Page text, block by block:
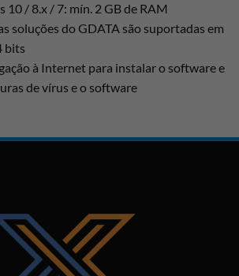
/ 8.x / 7: mín. 2 GB de RAM
soluções do GDATA são suportadas em
bits
à Internet para instalar o software e
de vírus e o software